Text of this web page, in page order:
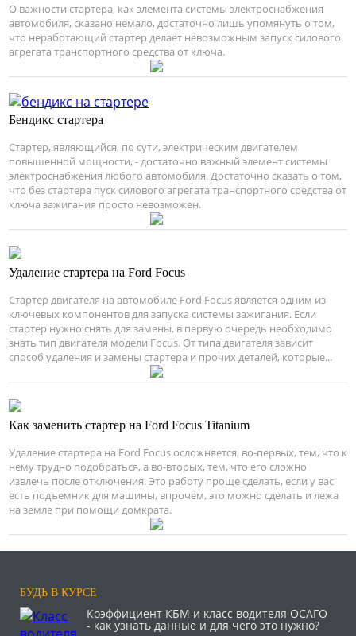
О важности стартера, как элемента системы электроснабжения
автомобиля, сказано немало, достаточно лишь упомянуть о том,
что неработающий стартер делает невозможным запуск силового
агрегата транспортного средства от ключа.
Бендикс стартера
Стартер, являющийся, по сути, электрическим двигателем
повышенной мощности, - достаточно важный элемент системы
электроснабжения любого автомобиля. Достаточно сказать о том,
что без стартера пуск силового агрегата транспортного средства от
ключа зажигания просто невозможен.
Удаление стартера на Ford Focus
Стартер двигателя на автомобиле Ford Focus является одним из
ключевых компонентов для запуска системы зажигания. Если
стартер нужно снять для замены, в первую очередь необходимо
знать тип двигателя модели Focus. От типа двигателя зависит
способ удаления и замены стартера и прочих деталей, которые...
Как заменить стартер на Ford Focus Titanium
Удаление стартера на Ford Focus осложняется, во-первых, тем, что к
нему трудно подобраться, а во-вторых, тем, что его сложно
извлечь после отключения. Это работу проще сделать, если у вас
есть подъемник для машины, впрочем, это можно сделать и лежа
на земле при помощи домкрата.
БУДЬ В КУРСЕ
Коэффициент КБМ и класс водителя ОСАГО
- как узнать данные и для чего это нужно?